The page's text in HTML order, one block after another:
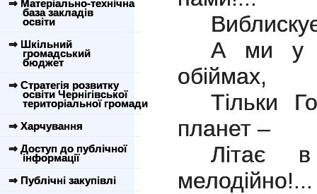
⇒ Матеріально-технічна
база закладів
освіти
⇒ Шкільний
громадський
бюджет
⇒ Стратегія розвитку
освіти Чернігівської
територіальної громади
⇒ Харчування
⇒ Доступ до публічної
інформації
⇒ Публічні закупівлі
А ми у
обіймах,
Тільки
планет –
Літає
мелодійно!...